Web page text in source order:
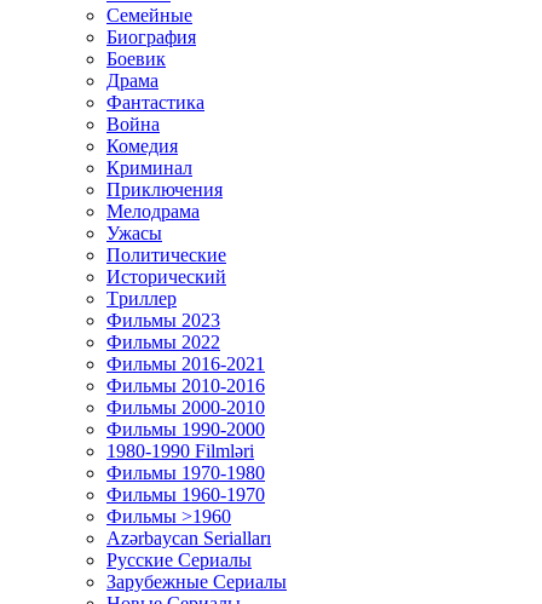
Семейные
Биография
Боевик
Драма
Фантастика
Война
Комедия
Криминал
Приключения
Мелодрама
Ужасы
Политические
Исторический
Tриллер
Фильмы 2023
Фильмы 2022
Фильмы 2016-2021
Фильмы 2010-2016
Фильмы 2000-2010
Фильмы 1990-2000
1980-1990 Filmləri
Фильмы 1970-1980
Фильмы 1960-1970
Фильмы >1960
Azərbaycan Serialları
Русские Сериалы
Зарубежные Сериалы